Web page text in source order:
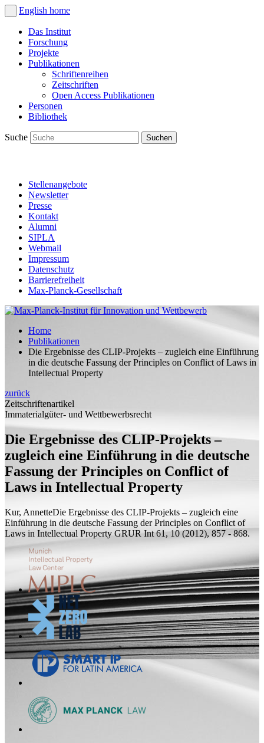
English home
Das Institut
Forschung
Projekte
Publikationen
Schriftenreihen
Zeitschriften
Open Access Publikationen
Personen
Bibliothek
Suche
Stellenangebote
Newsletter
Presse
Kontakt
Alumni
SIPLA
Webmail
Impressum
Datenschutz
Barrierefreiheit
Max-Planck-Gesellschaft
Home
Publikationen
Die Ergebnisse des CLIP-Projekts – zugleich eine Einführung
in die deutsche Fassung der Principles on Conflict of Laws in
Intellectual Property
zurück
Zeitschriftenartikel
Immaterialgüter- und Wettbewerbsrecht
Die Ergebnisse des CLIP-Projekts –
zugleich eine Einführung in die deutsche
Fassung der Principles on Conflict of
Laws in Intellectual Property
Kur, AnnetteDie Ergebnisse des CLIP-Projekts – zugleich eine
Einführung in die deutsche Fassung der Principles on Conflict of
Laws in Intellectual Property GRUR Int 61, 10 (2012), 857 - 868.